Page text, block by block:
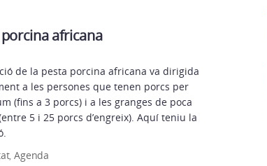
africana
de la pesta porcina africana va dirigida
a les persones que tenen porcs per
(fins a 3 porcs) i a les granges de poca
5 i 25 porcs d’engreix). Aquí teniu la
,Agenda